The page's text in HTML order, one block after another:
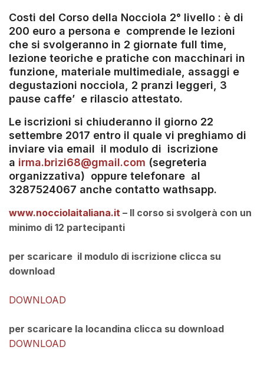
Costi del Corso della Nocciola 2° livello : è di
200 euro a persona e comprende le lezioni
che si svolgeranno in 2 giornate full time,
lezione teoriche e pratiche con macchinari in
funzione, materiale multimediale, assaggi e
degustazioni nocciola, 2 pranzi leggeri, 3
pause caffe’ e rilascio attestato.
Le iscrizioni si chiuderanno il giorno 22
settembre 2017 entro il quale vi preghiamo di
inviare via email il modulo di iscrizione
a irma.brizi68@gmail.com (segreteria
organizzativa) oppure telefonare al
3287524067 anche contatto wathsapp.
www.nocciolaitaliana.it – Il corso si svolgerà con un
minimo di 12 partecipanti
per scaricare il modulo di iscrizione clicca su
download
DOWNLOAD
per scaricare la locandina clicca su download
DOWNLOAD